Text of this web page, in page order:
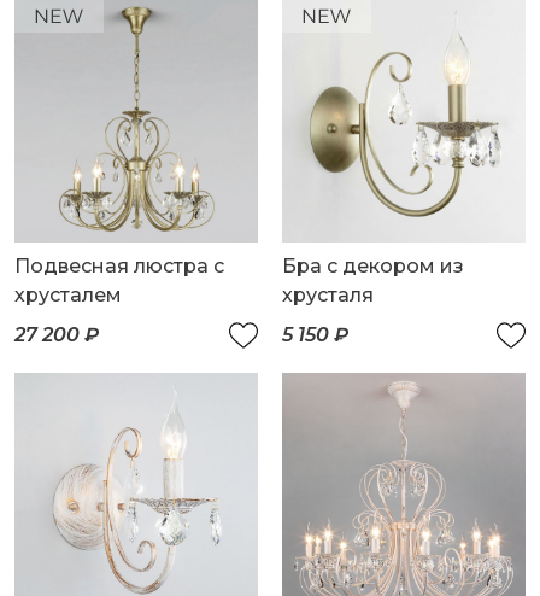
Подвесная люстра с
хрусталем
27 200 ₽
Бра с декором из
хрусталя
5 150 ₽